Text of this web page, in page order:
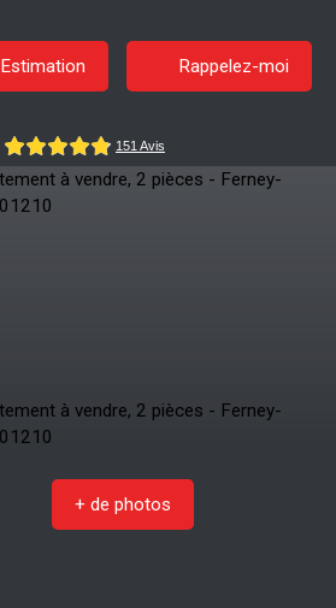
Estimation Rappelez-moi
+ de photos